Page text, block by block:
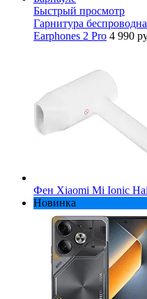
Быстрый просмотр
Гарнитура
Earphones 2 Pro 4 990
Фен Xiaomi Mi Ionic
Новинка